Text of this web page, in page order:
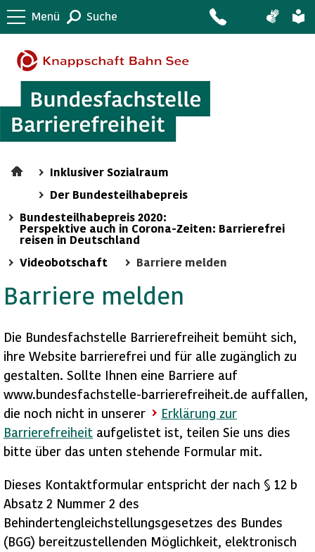
Menü Suche
Inklusiver Sozialraum
Der Bundesteilhabepreis
Bundesteilhabepreis 2020:
Perspektive auch in Corona-Zeiten: Barrierefrei
reisen in Deutschland
Videobotschaft
Barriere melden
Barriere melden
Die Bundesfachstelle Barrierefreiheit bemüht sich,
ihre Website barrierefrei und für alle zugänglich zu
gestalten. Sollte Ihnen eine Barriere auf
www.bundesfachstelle-barrierefreiheit.de auffallen,
die noch nicht in unserer
Erklärung zur
Barrierefreiheit aufgelistet ist, teilen Sie uns dies
bitte über das unten stehende Formular mit.
Dieses Kontaktformular entspricht der nach § 12 b
Absatz 2 Nummer 2 des
Behindertengleichstellungsgesetzes des Bundes
(BGG) bereitzustellenden Möglichkeit, elektronisch